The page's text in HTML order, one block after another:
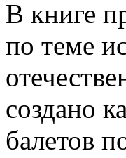
В книге
по теме
создано
балетов